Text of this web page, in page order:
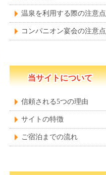
温泉を利用する際の注意点
コンパニオン宴会の注意点
当サイトについて
信頼される5つの理由
サイトの特徴
ご宿泊までの流れ